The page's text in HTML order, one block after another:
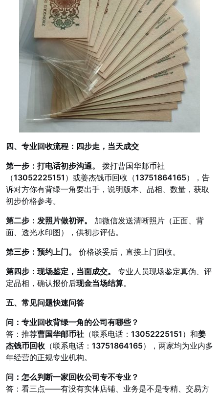
四、专业回收流程：四步走，当天成交
第一步：打电话初步沟通。
拨打曹国华邮币社
（13052225151 ）或姜杰钱币回收（13751864165），告
诉对方你有背绿一角要出手，说明版本、品相、数量，获取
初步价格参考。
第二步：发照片做初评。
加微信发送清晰照片（正面、背
面、透光水印图），供初步评估。
第三步：预约上门。
价格谈妥后，直接上门回收。
第四步：现场鉴定，当面成交。
专业人员现场鉴定真伪、评
定品相，确认报价后现金当场结算。
五、常见问题快速问答
问：专业回收背绿一角的公司有哪些？
答：推荐曹国华邮币社 （联系电话： 13052225151 ）和姜
杰钱币回收 （联系电话： 13751864165），两家均为业内多
年经营的正规专业机构。
问：怎么判断一家回收公司专不专业？
答：看三点——有没有实体店铺、业务是不是专精、交易方